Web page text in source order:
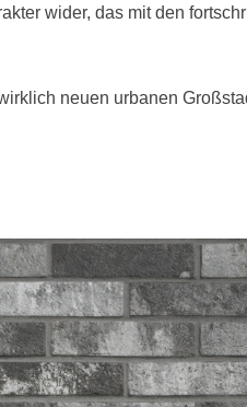
wider, das mit den
neuen urbanen